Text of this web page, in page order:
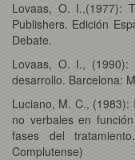
Lovaas, O. I.,(1977):
Publishers. Edición
Debate.
Lovaas, O. I., (1990):
desarrollo. Barcelona:
Luciano, M. C.,
no verbales en
fases del
Complutense)